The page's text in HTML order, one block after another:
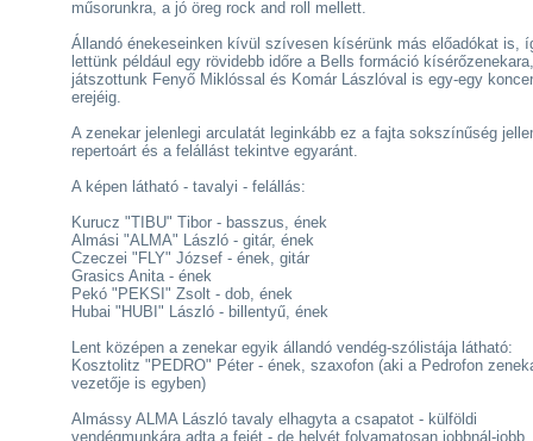
műsorunkra, a jó öreg rock and roll mellett.
Állandó énekeseinken kívül szívesen kísérünk más előadókat is,
lettünk például egy rövidebb időre a Bells formáció
játszottunk Fenyő Miklóssal és Komár Lászlóval is egy-egy
erejéig.
A zenekar jelenlegi arculatát leginkább ez a fajta sokszínűség
repertoárt és a felállást tekintve egyaránt.
A képen látható - tavalyi - felállás:
Kurucz "TIBU" Tibor - basszus, ének
Almási "ALMA" László - gitár, ének
Czeczei "FLY" József - ének, gitár
Grasics Anita - ének
Pekó "PEKSI" Zsolt - dob, ének
Hubai "HUBI" László - billentyű, ének
Lent középen a zenekar egyik állandó vendég-szólistája látható:
Kosztolitz "PEDRO" Péter - ének, szaxofon (aki a Pedrofon
vezetője is egyben)
Almássy ALMA László tavaly elhagyta a csapatot - külföldi
vendégmunkára adta a fejét - de helyét folyamatosan jobbnál-jobb